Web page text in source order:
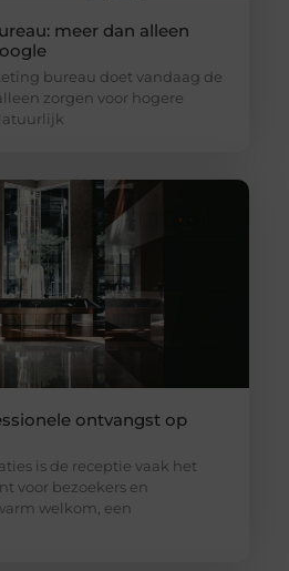
meer dan alleen
bureau doet vandaag de
zorgen voor hogere
ontvangst op
is de receptie vaak het
voor bezoekers en
welkom, een